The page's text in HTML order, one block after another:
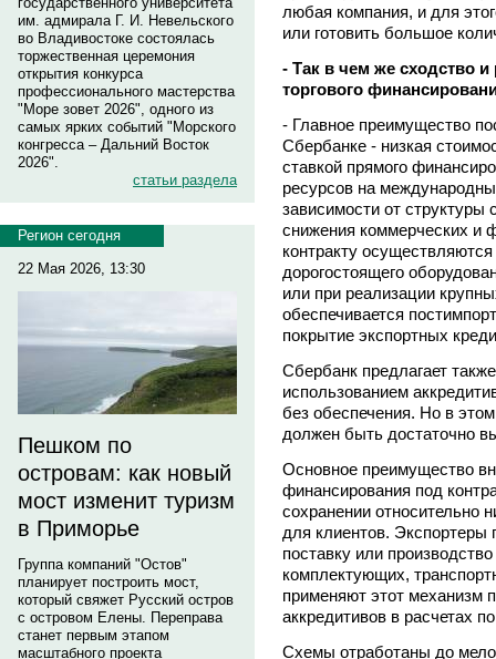
им. адмирала Г. И. Невельского
во Владивостоке состоялась
торжественная церемония
открытия конкурса
профессионального мастерства
"Море зовет 2026", одного из
самых ярких событий "Морского
конгресса – Дальний Восток
2026".
статьи раздела
Регион сегодня
22 Мая 2026, 13:30
Пешком по
островам: как новый
мост изменит туризм
в Приморье
Группа компаний "Остов"
планирует построить мост,
который свяжет Русский остров
с островом Елены. Переправа
станет первым этапом
масштабного проекта
любая компания, и для
или готовить большое
- Так в чем же сходство
торгового
- Главное преимущество
Сбербанке - низкая
ставкой прямого
ресурсов на
зависимости от
снижения коммерческих и
контракту
дорогостоящего
или при реализации
обеспечивается
покрытие экспортных
Сбербанк предлагает
использованием
без обеспечения. Но в
должен быть достаточно
Основное преимущество
финансирования под
сохранении относительно
для клиентов. Экспортеры
поставку или
комплектующих,
применяют этот механизм
аккредитивов в расчетах
Схемы отработаны до